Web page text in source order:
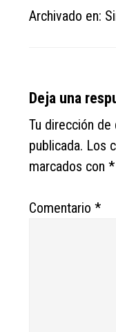
Archivado en:
Reader
Interactions
Deja una
Tu dirección
publicada. Los
marcados con*
Comentario*